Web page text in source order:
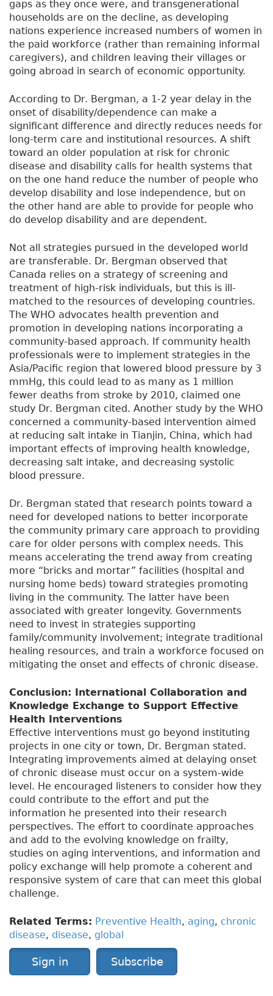
gaps as they once were, and transgenerational
households are on the decline, as developing
nations experience increased numbers of women in
the paid workforce (rather than remaining informal
caregivers), and children leaving their villages or
going abroad in search of economic opportunity.
According to Dr. Bergman, a 1-2 year delay in the
onset of disability/dependence can make a
significant difference and directly reduces needs for
long-term care and institutional resources. A shift
toward an older population at risk for chronic
disease and disability calls for health systems that
on the one hand reduce the number of people who
develop disability and lose independence, but on
the other hand are able to provide for people who
do develop disability and are dependent.
Not all strategies pursued in the developed world
are transferable. Dr. Bergman observed that
Canada relies on a strategy of screening and
treatment of high-risk individuals, but this is ill-
matched to the resources of developing countries.
The WHO advocates health prevention and
promotion in developing nations incorporating a
community-based approach. If community health
professionals were to implement strategies in the
Asia/Pacific region that lowered blood pressure by 3
mmHg, this could lead to as many as 1 million
fewer deaths from stroke by 2010, claimed one
study Dr. Bergman cited. Another study by the WHO
concerned a community-based intervention aimed
at reducing salt intake in Tianjin, China, which had
important effects of improving health knowledge,
decreasing salt intake, and decreasing systolic
blood pressure.
Dr. Bergman stated that research points toward a
need for developed nations to better incorporate
the community primary care approach to providing
care for older persons with complex needs. This
means accelerating the trend away from creating
more “bricks and mortar” facilities (hospital and
nursing home beds) toward strategies promoting
living in the community. The latter have been
associated with greater longevity. Governments
need to invest in strategies supporting
family/community involvement; integrate traditional
healing resources, and train a workforce focused on
mitigating the onset and effects of chronic disease.
Conclusion: International Collaboration and
Knowledge Exchange to Support Effective
Health Interventions
Effective interventions must go beyond instituting
projects in one city or town, Dr. Bergman stated.
Integrating improvements aimed at delaying onset
of chronic disease must occur on a system-wide
level. He encouraged listeners to consider how they
could contribute to the effort and put the
information he presented into their research
perspectives. The effort to coordinate approaches
and add to the evolving knowledge on frailty,
studies on aging interventions, and information and
policy exchange will help promote a coherent and
responsive system of care that can meet this global
challenge.
Related Terms: Preventive Health, aging, chronic
disease, disease, global
Sign in Subscribe